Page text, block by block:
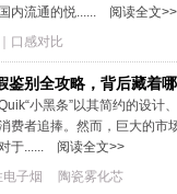
内流通的悦......
阅读全文>>
口感对比
别全攻略，背后藏着
小黑条”以其简约的设
费者追捧。然而，巨大的
于......
阅读全文>>
子烟 陶瓷雾化芯